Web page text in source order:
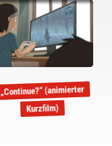
„Continue?“ (animierter
Kurzfilm)